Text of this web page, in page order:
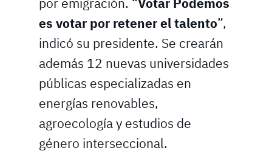
por emigración. “Votar Podemos
es votar por retener el talento”,
indicó su presidente. Se crearán
además 12 nuevas universidades
públicas especializadas en
energías renovables,
agroecología y estudios de
género interseccional.